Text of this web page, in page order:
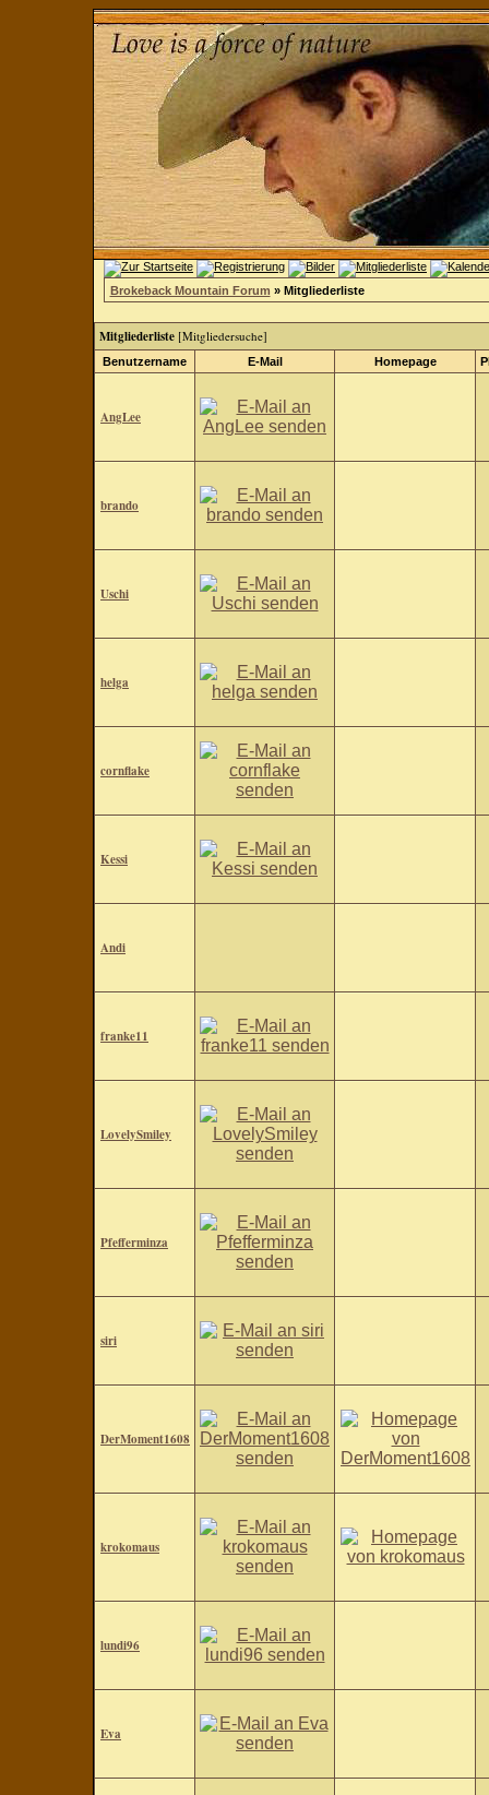
Brokeback Mountain Forum » Mitgliederliste
Mitgliederliste [Mitgliedersuche]
Benutzername E-Mail Homepage
AngLee
brando
Uschi
helga
cornflake
Kessi
Andi
franke11
LovelySmiley
Pfefferminza
siri
DerMoment1608
krokomaus
lundi96
Eva